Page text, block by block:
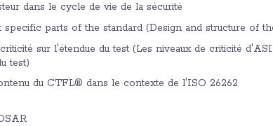
dans le cycle de vie de la sécurité
specific parts of the standard (Design and structure of
sur l'étendue du test (Les niveaux de criticité
test)
du CTFL® dans le contexte de l'ISO 26262